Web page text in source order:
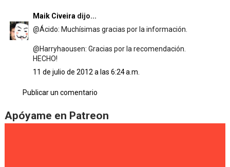
Maik Civeira dijo...
@Ácido: Muchísimas gracias por la información.
@Harryhaousen: Gracias por la recomendación.
HECHO!
11 de julio de 2012 a las 6:24 a.m.
Publicar un comentario
Apóyame en Patreon